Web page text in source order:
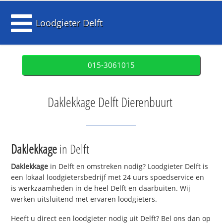
Loodgieter Delft
015-3061015
Daklekkage Delft Dierenbuurt
Daklekkagein Delft
Daklekkage in Delft en omstreken nodig? Loodgieter Delft is
een lokaal loodgietersbedrijf met 24 uurs spoedservice en
is werkzaamheden in de heel Delft en daarbuiten. Wij
werken uitsluitend met ervaren loodgieters.
Heeft u direct een loodgieter nodig uit Delft? Bel ons dan op